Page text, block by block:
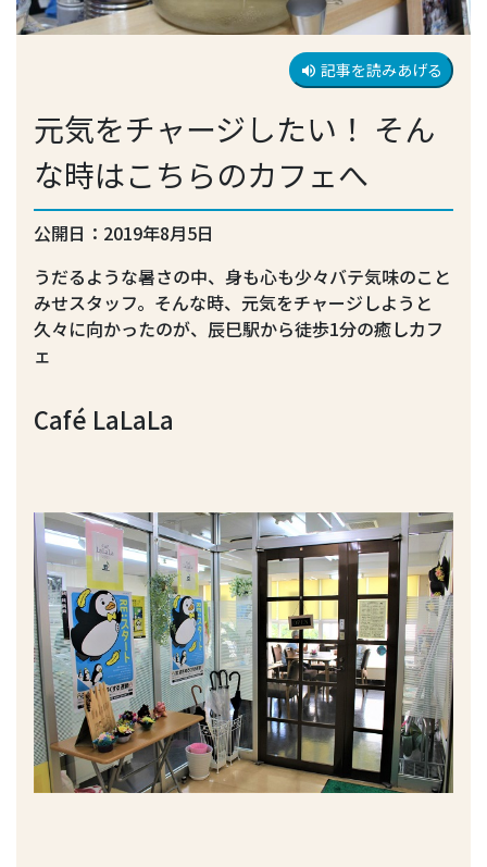
volume_up 記事を読みあげる
元気をチャージしたい！ そん
な時はこちらのカフェへ
公開日：2019年8月5日
うだるような暑さの中、身も心も少々バテ気味のこと
みせスタッフ。そんな時、元気をチャージしようと
久々に向かったのが、辰巳駅から徒歩1分の癒しカフ
ェ
Café LaLaLa